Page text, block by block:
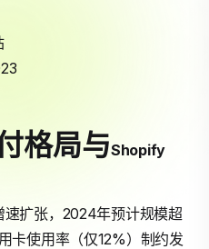
格局与Shopify
扩张，2024年预计规模超
卡使用率（仅12%）制约发